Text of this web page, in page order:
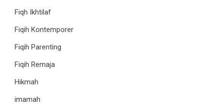
Fiqh Ikhtilaf
Fiqih Kontemporer
Fiqih Parenting
Fiqih Remaja
Hikmah
imamah